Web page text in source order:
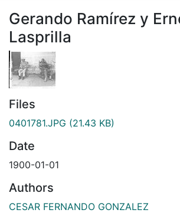
Gerando Ramírez y
Lasprilla
Files
0401781.JPG (21.43 KB)
Date
1900-01-01
Authors
CESAR FERNANDO GONZALEZ